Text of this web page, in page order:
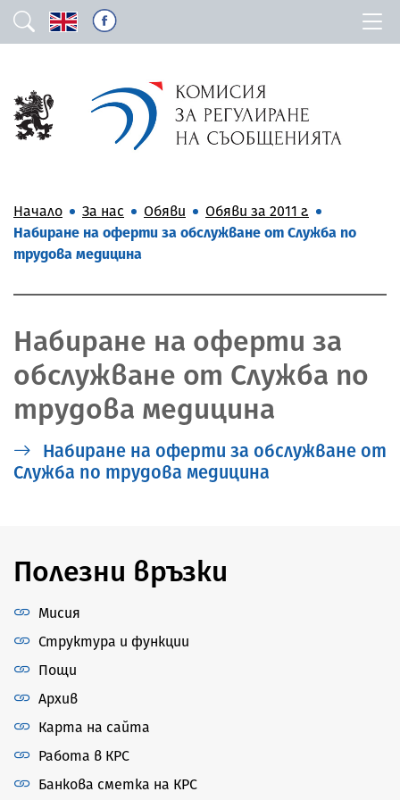
Начало За нас Обяви
Обяви за 2011 г.
Набиране на оферти за обслужване от Служба по
трудова медицина
Набиране на оферти за
обслужване от Служба по
трудова медицина
Набиране на оферти за обслужване от
Служба по трудова медицина
Полезни връзки
Мисия
Структура и функции
Пощи
Архив
Карта на сайта
Работа в КРС
Банкова сметка на КРС